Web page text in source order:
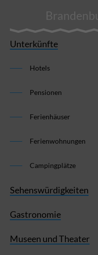
Unterkünfte
Hotels
Pensionen
Ferienhäuser
Ferienwohnungen
Campingplätze
Sehenswürdigkeiten
Gastronomie
Museen und Theater